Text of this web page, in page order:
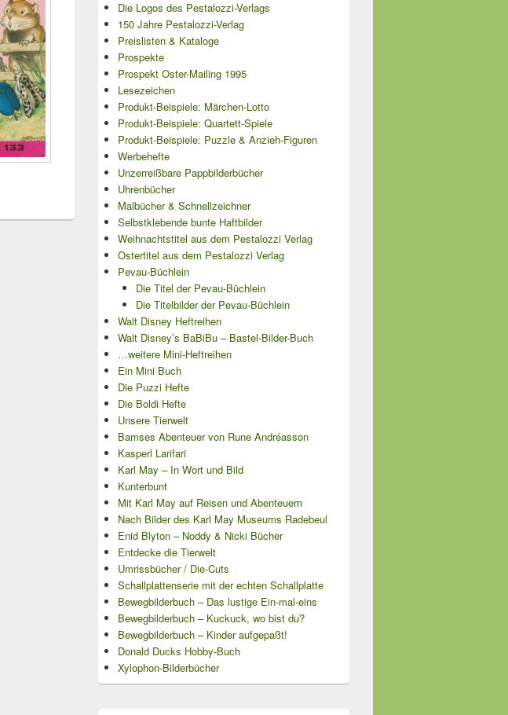
Die Logos des Pestalozzi-Verlags
150 Jahre Pestalozzi-Verlag
Preislisten & Kataloge
Prospekte
Prospekt Oster-Mailing 1995
Lesezeichen
Produkt-Beispiele: Märchen-Lotto
Produkt-Beispiele: Quartett-Spiele
Produkt-Beispiele: Puzzle & Anzieh-Figuren
Werbehefte
Unzerreißbare Pappbilderbücher
Uhrenbücher
Malbücher & Schnellzeichner
Selbstklebende bunte Haftbilder
Weihnachtstitel aus dem Pestalozzi Verlag
Ostertitel aus dem Pestalozzi Verlag
Pevau-Büchlein
Die Titel der Pevau-Büchlein
Die Titelbilder der Pevau-Büchlein
Walt Disney Heftreihen
Walt Disney’s BaBiBu – Bastel-Bilder-Buch
…weitere Mini-Heftreihen
Ein Mini Buch
Die Puzzi Hefte
Die Boldi Hefte
Unsere Tierwelt
Bamses Abenteuer von Rune Andréasson
Kasperl Larifari
Karl May – In Wort und Bild
Kunterbunt
Mit Karl May auf Reisen und Abenteuern
Nach Bilder des Karl May Museums Radebeul
Enid Blyton – Noddy & Nicki Bücher
Entdecke die Tierwelt
Umrissbücher / Die-Cuts
Schallplattenserie mit der echten Schallplatte
Bewegbilderbuch – Das lustige Ein-mal-eins
Bewegbilderbuch – Kuckuck, wo bist du?
Bewegbilderbuch – Kinder aufgepaßt!
Donald Ducks Hobby-Buch
Xylophon-Bilderbücher